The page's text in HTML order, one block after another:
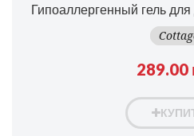
Гипоаллергенный гель
289.00